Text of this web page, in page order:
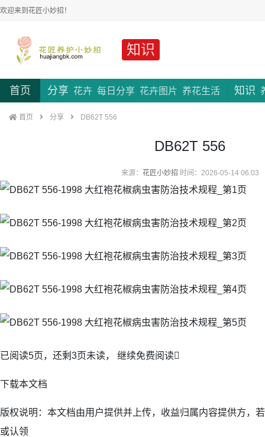
欢迎来到花匠小妙招！
知识
首页 分享 花卉 每日分享 花卉图片 养花生活 知识
首页 分享 DB62T 556
DB62T 556
来源： 花匠小妙招 时间：2026-05-14 06:03
已阅读5页，还剩3页未读， 继续免费阅读
下载本文档
版权说明：本文档由用户提供并上传，收益归属内容提供方，
或认领